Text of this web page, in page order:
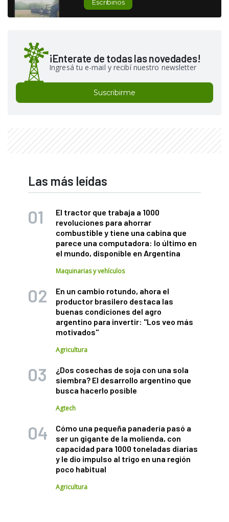
Escribinos
¡Enterate de todas las novedades!
Ingresá tu e-mail y recibí nuestro newsletter
Suscribirme
Las más leídas
El tractor que trabaja a 1000
revoluciones para ahorrar
combustible y tiene una cabina que
parece una computadora: lo último en
el mundo, disponible en Argentina
Maquinarias y vehículos
En un cambio rotundo, ahora el
productor brasilero destaca las
buenas condiciones del agro
argentino para invertir: "Los veo más
motivados"
Agricultura
¿Dos cosechas de soja con una sola
siembra? El desarrollo argentino que
busca hacerlo posible
Agtech
Cómo una pequeña panadería pasó a
ser un gigante de la molienda, con
capacidad para 1000 toneladas diarias
y le dio impulso al trigo en una región
poco habitual
Agricultura